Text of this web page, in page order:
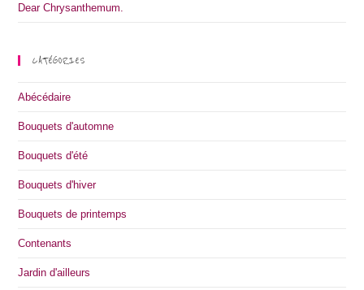
Dear Chrysanthemum.
CATÉGORIES
Abécédaire
Bouquets d'automne
Bouquets d'été
Bouquets d'hiver
Bouquets de printemps
Contenants
Jardin d'ailleurs